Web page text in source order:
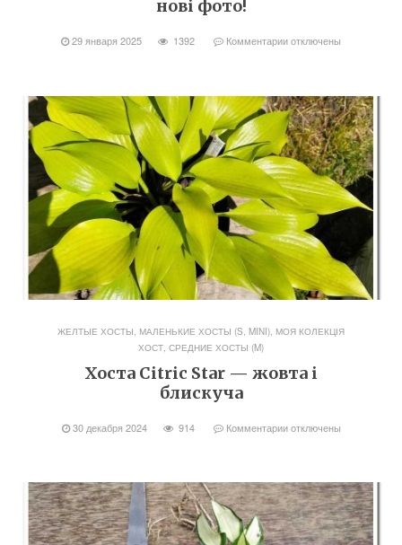
нові фото!
29 января 2025 1392 Комментарииотключены
ЖЕЛТЫЕ ХОСТЫ, МАЛЕНЬКИЕ ХОСТЫ (S, MINI), МОЯ КОЛЕКЦІЯ
ХОСТ, СРЕДНИЕ ХОСТЫ (M)
Хоста Citric Star — жовта і
блискуча
30 декабря 2024 914 Комментарииотключены